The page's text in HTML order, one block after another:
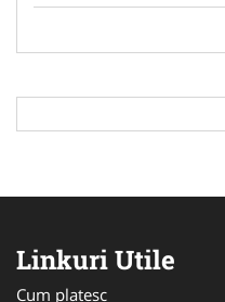
Linkuri Utile
Cum platesc